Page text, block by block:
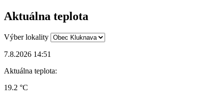
Aktuálna teplota
Výber lokality
7.8.2026 14:51
Aktuálna teplota:
19.2 °C